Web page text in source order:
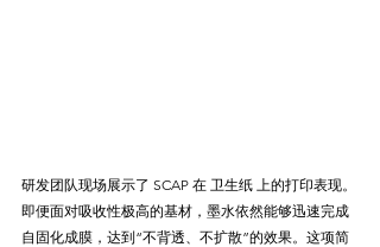
研发团队现场展示了 SCAP 在 卫生纸 上的打印表现。
即便面对吸收性极高的基材，墨水依然能够迅速完成
自固化成膜，达到“不背透、不扩散”的效果。这项简